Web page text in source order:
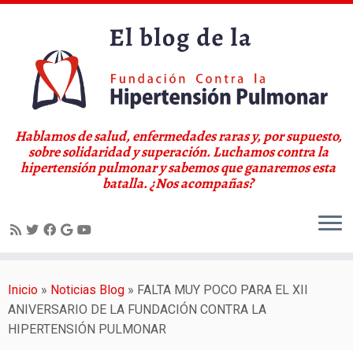
contenido
Hablamos de salud, enfermedades raras y, por supuesto,
sobre solidaridad y superación. Luchamos contra la
hipertensión pulmonar y sabemos que ganaremos esta
batalla. ¿Nos acompañas?
Inicio » Noticias Blog » FALTA MUY POCO PARA EL XII
ANIVERSARIO DE LA FUNDACIÓN CONTRA LA
HIPERTENSIÓN PULMONAR